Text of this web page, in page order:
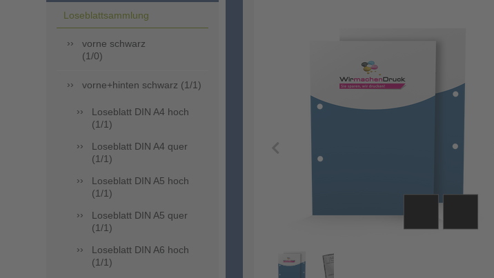
Loseblattsammlung
vorne schwarz
(1/0)
vorne+hinten schwarz (1/1)
Loseblatt DIN A4 hoch
(1/1)
Loseblatt DIN A4 quer
(1/1)
Loseblatt DIN A5 hoch
(1/1)
Loseblatt DIN A5 quer
(1/1)
Loseblatt DIN A6 hoch
(1/1)